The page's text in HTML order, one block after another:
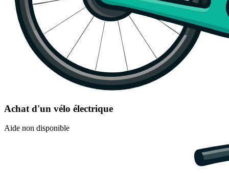
Achat d'un vélo électrique
Aide non disponible